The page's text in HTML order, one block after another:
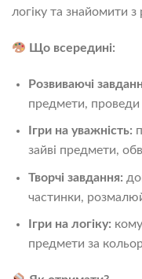
логіку та знайомити
Що всередині:
Розвиваючі
предмети, проведи
Ігри на уважність:
зайві предмети,
Творчі завдання:
частинки,
Ігри на логіку:
предмети за